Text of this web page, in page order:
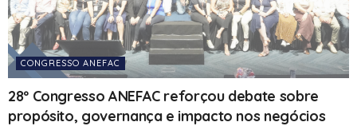
CONGRESSO ANEFAC
28º Congresso ANEFAC reforçou debate sobre
propósito, governança e impacto nos negócios